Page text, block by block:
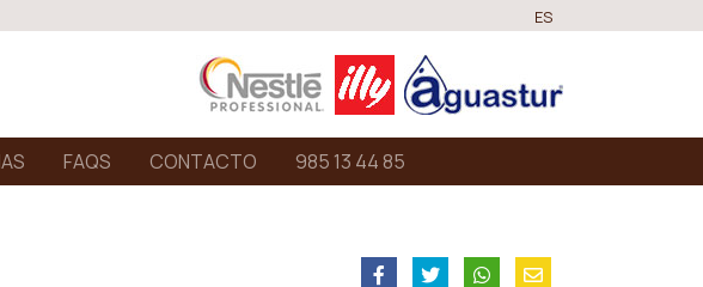
ES
FAQS CONTACTO 985 13 44 85